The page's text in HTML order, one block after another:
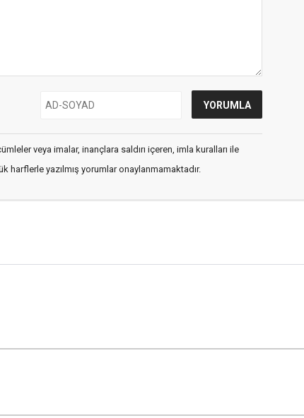
veya imalar, inançlara saldırı içeren, imla kuralları ile
harflerle yazılmış yorumlar onaylanmamaktadır.